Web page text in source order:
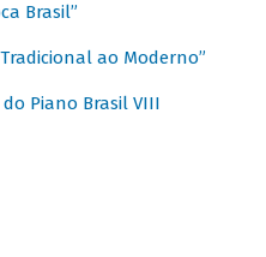
Brasil”
ao Moderno”
Piano Brasil VIII